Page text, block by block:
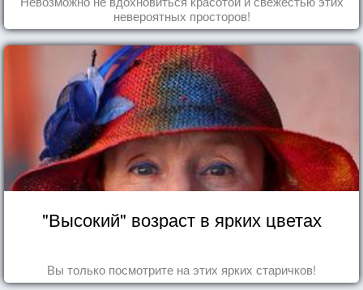
невероятных просторов!
"Высокий" возраст в ярких цветах
Вы только посмотрите на этих ярких старичков!